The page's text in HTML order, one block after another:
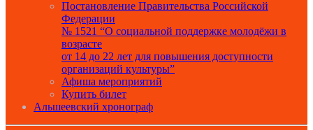
Постановление Правительства Российской
Федерации
№ 1521 “О социальной поддержке молодёжи в
возрасте
от 14 до 22 лет для повышения доступности
организаций культуры”
Афиша мероприятий
Купить билет
Альшеевский хронограф